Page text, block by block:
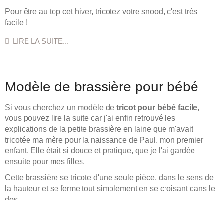
Pour être au top cet hiver, tricotez votre snood, c'est très
facile !
LIRE LA SUITE...
Modèle de brassière pour bébé
Si vous cherchez un modèle de tricot pour bébé facile,
vous pouvez lire la suite car j'ai enfin retrouvé les
explications de la petite brassière en laine que m'avait
tricotée ma mère pour la naissance de Paul, mon premier
enfant. Elle était si douce et pratique, que je l'ai gardée
ensuite pour mes filles.
Cette brassière se tricote d'une seule pièce, dans le sens de
la hauteur et se ferme tout simplement en se croisant dans le